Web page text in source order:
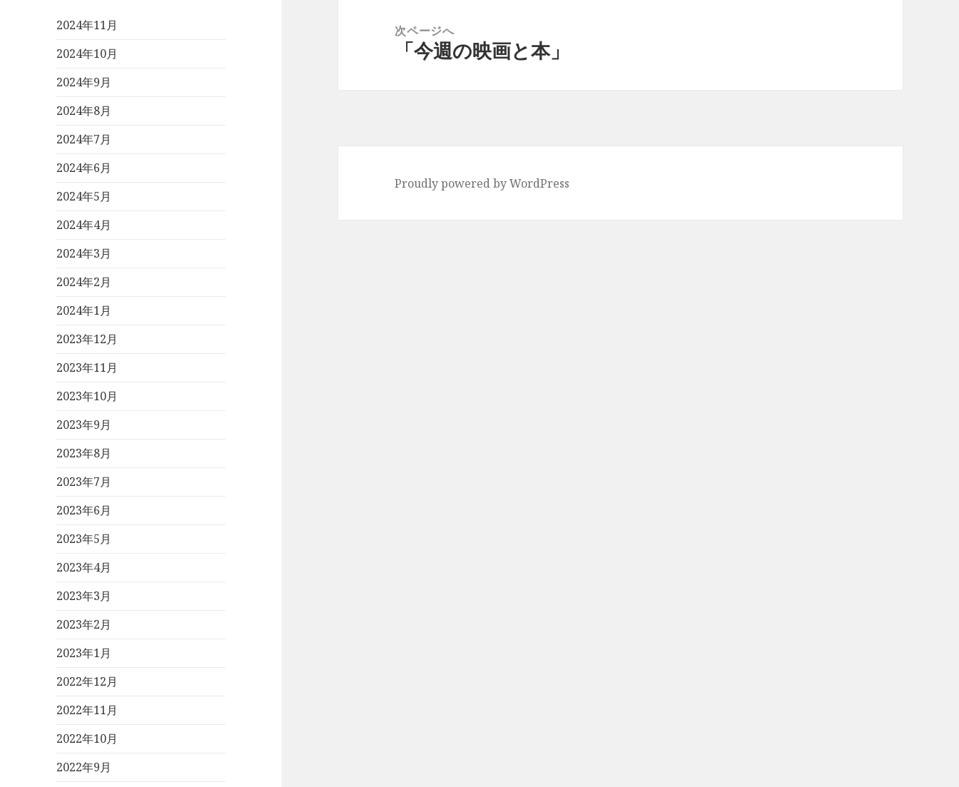
2024年11月
2024年10月
2024年9月
2024年8月
2024年7月
2024年6月
2024年5月
2024年4月
2024年3月
2024年2月
2024年1月
2023年12月
2023年11月
2023年10月
2023年9月
2023年8月
2023年7月
2023年6月
2023年5月
2023年4月
2023年3月
2023年2月
2023年1月
2022年12月
2022年11月
2022年10月
2022年9月
次ページへ
次「今週の映画と本」
Proudly powered by WordPress